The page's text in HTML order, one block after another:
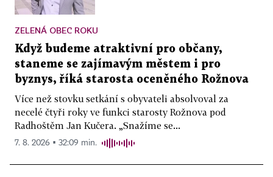
ZELENÁ OBEC ROKU
Když budeme atraktivní pro občany,
staneme se zajímavým městem i pro
byznys, říká starosta oceněného Rožnova
Více než stovku setkání s obyvateli absolvoval za
necelé čtyři roky ve funkci starosty Rožnova pod
Radhoštěm Jan Kučera. „Snažíme se...
7. 8. 2026 ▪ 32:09 min.